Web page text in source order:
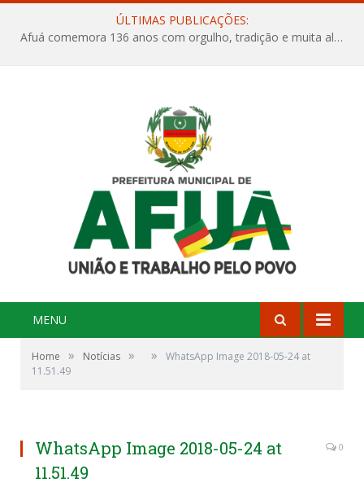
ÚLTIMAS PUBLICAÇÕES:
Afuá comemora 136 anos com orgulho, tradição e muita alegria na Quadra Dr. Nelson Salomão
MENU
Home » Notícias » »
WhatsApp Image 2018-05-24 at
11.51.49
WhatsApp Image 2018-05-24 at
11.51.49
0